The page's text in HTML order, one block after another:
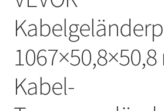
Kabel-